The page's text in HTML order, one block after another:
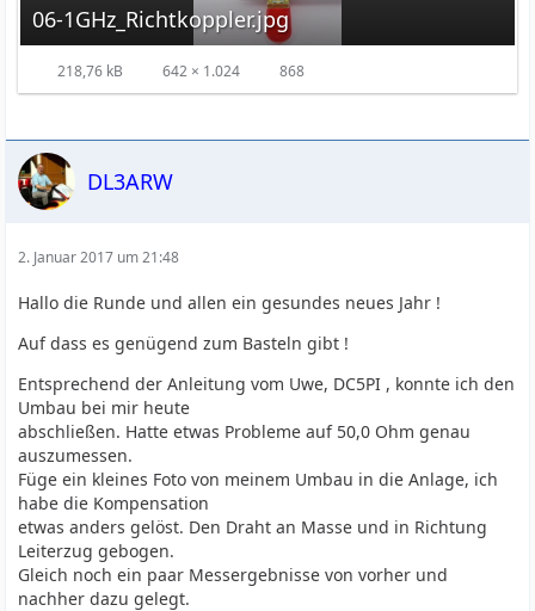
06-1GHz_Richtkoppler.jpg
218,76 kB 642 × 1.024 868
DL3ARW
2. Januar 2017 um 21:48
Hallo die Runde und allen ein gesundes neues Jahr !
Auf dass es genügend zum Basteln gibt !
Entsprechend der Anleitung vom Uwe, DC5PI , konnte ich den
Umbau bei mir heute
abschließen. Hatte etwas Probleme auf 50,0 Ohm genau
auszumessen.
Füge ein kleines Foto von meinem Umbau in die Anlage, ich
habe die Kompensation
etwas anders gelöst. Den Draht an Masse und in Richtung
Leiterzug gebogen.
Gleich noch ein paar Messergebnisse von vorher und
nachher dazu gelegt.